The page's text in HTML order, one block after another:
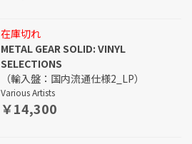
在庫切れ
METAL GEAR SOLID: VINYL
SELECTIONS
（輸入盤：国内流通仕様2_LP）
Various Artists
￥14,300